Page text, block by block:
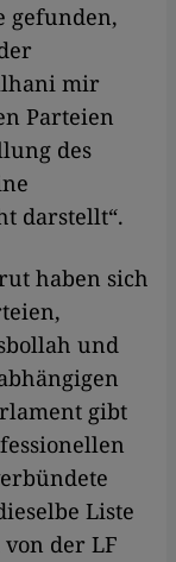
gefunden,
mir
Parteien
des
darstellt“.
haben sich
und
gibt
Liste
der LF